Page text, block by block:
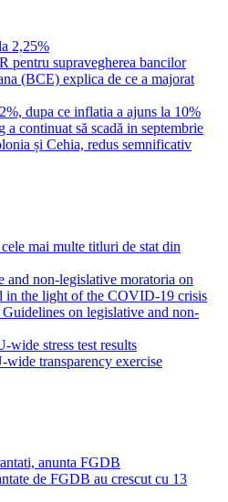
2,25%
pentru supravegherea bancilor
(BCE) explica de ce a majorat
dupa ce inflatia a ajuns la 10%
a continuat să scadă in septembrie
și Cehia, redus semnificativ
mai multe titluri de stat din
and non-legislative moratoria on
in the light of the COVID-19 crisis
on legislative and non-
wide stress test results
transparency exercise
anunta FGDB
de FGDB au crescut cu 13